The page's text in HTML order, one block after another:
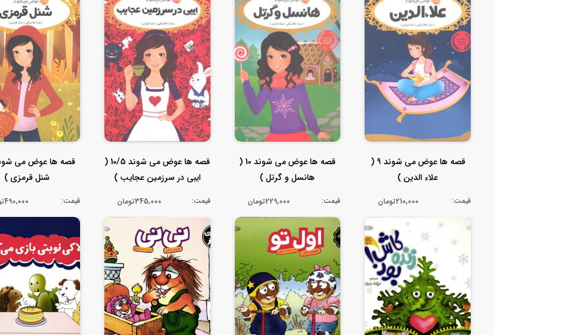
قصه ها عوض می شوند 9 (
علاء الدین )
قیمت: 210,000تومان
قصه ها عوض می شوند 10 (
هانسل و گرتل )
قیمت: 229,000تومان
قصه ها عوض می شوند 10/5 (
ایبی در سرزمین عجایب )
قیمت: 345,000تومان
شنل قرمزی )
قیمت: 490,000تومان